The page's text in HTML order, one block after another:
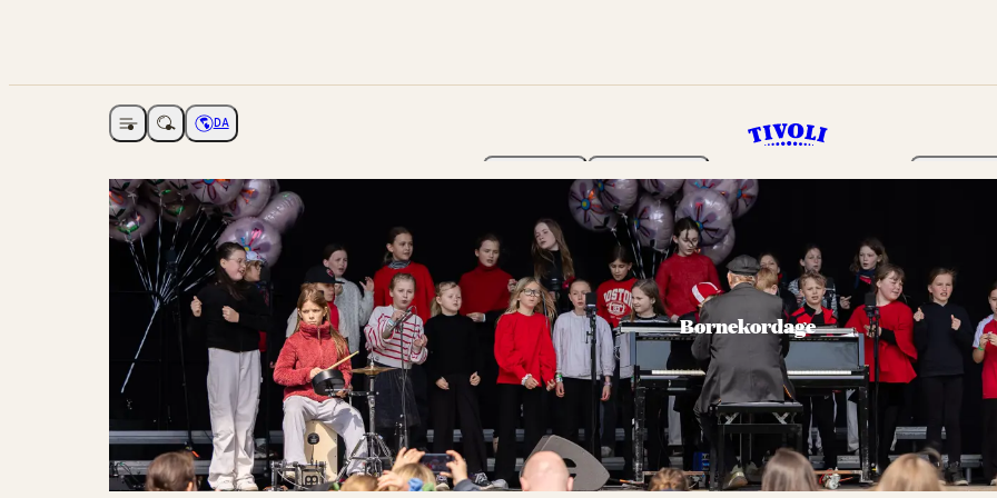
Åbne navigationVælg sprog
DA
Haven Program Billetter
Børnekordage